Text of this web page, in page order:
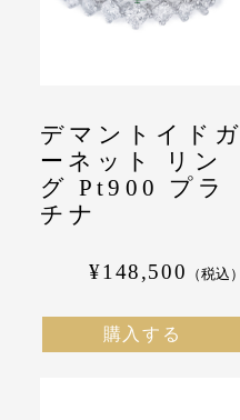
デマントイドガ
ーネット リン
グ Pt900 プラ
チナ
¥148,500 （税込）
購入する